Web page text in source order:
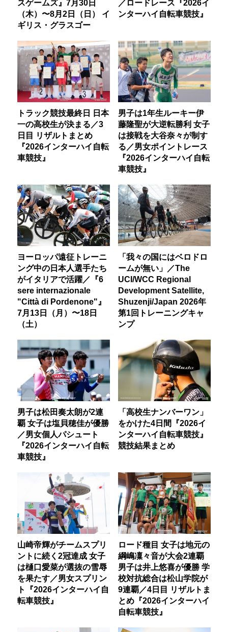
スゲームズ』7月30日
（木）〜8月2日（日） イ
ギリス・グラスゴー
／ロードレース『2026イ
ンターハイ自転車競技』
トラック競技最終日 日本
一の高校生が決まる／3
日目 リザルトまとめ
『2026インターハイ自転
車競技』
男子は1年生ルーキー伊
藤隆聖が大逆転勝利 女子
は接戦を大谷奈々が制す
る／男女ポイントレース
『2026インターハイ自転
車競技』
ヨーロッパ遠征トレーニ
ング中の日本人選手たち
がイタリアで活躍／『6
sere internazionale
"Città di Pordenone"』
7月13日（月）〜18日
（土）
「我々の国にはベロドロ
ームが無い」／The
UCI/WCC Regional
Development Satellite,
Shuzenji/Japan 2026年
第1回トレーニングキャ
ンプ
男子は松田奏太朗が2連
覇 女子は塩貝穂佳が優勝
／男女個人パシュート
『2026インターハイ自転
車競技』
「高校生ナンバーワン」
をかけた4日間『2026イ
ンターハイ自転車競技』
競技結果まとめ
山崎帝輝がチームスプリ
ントに続く2冠達成 女子
は樋口愛菜が選抜の雪辱
を果たす／男女スプリン
ト『2026インターハイ自
転車競技』
ロード種目 女子は地元の
綱嶋凜々音が大会2連覇
男子は井上悠喜が優勝 学
校対抗総合は松山学院が
9連覇／4日目 リザルトま
とめ『2026インターハイ
自転車競技』